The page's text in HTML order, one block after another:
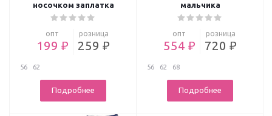
носочком заплатка
опт
199 ₽
розница
259 ₽
56 62
Подробнее
мальчика
опт
554 ₽
розница
720 ₽
56 62 68
Подробнее